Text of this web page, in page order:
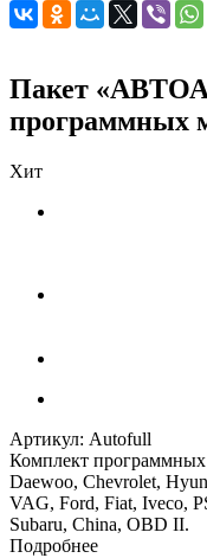
Пакет
программных
Хит
Артикул: Autofull
Комплект
Daewoo, Chevrolet,
VAG, Ford, Fiat, Iveco,
Subaru, China, OBD II.
Подробнее